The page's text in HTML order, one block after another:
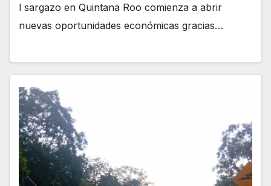
l sargazo en Quintana Roo comienza a abrir
nuevas oportunidades económicas gracias…